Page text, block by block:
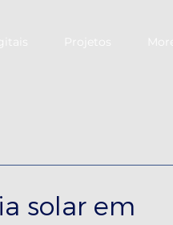
Projetos More
solar em